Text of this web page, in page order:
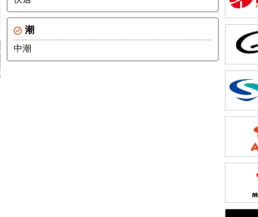
潮
中潮